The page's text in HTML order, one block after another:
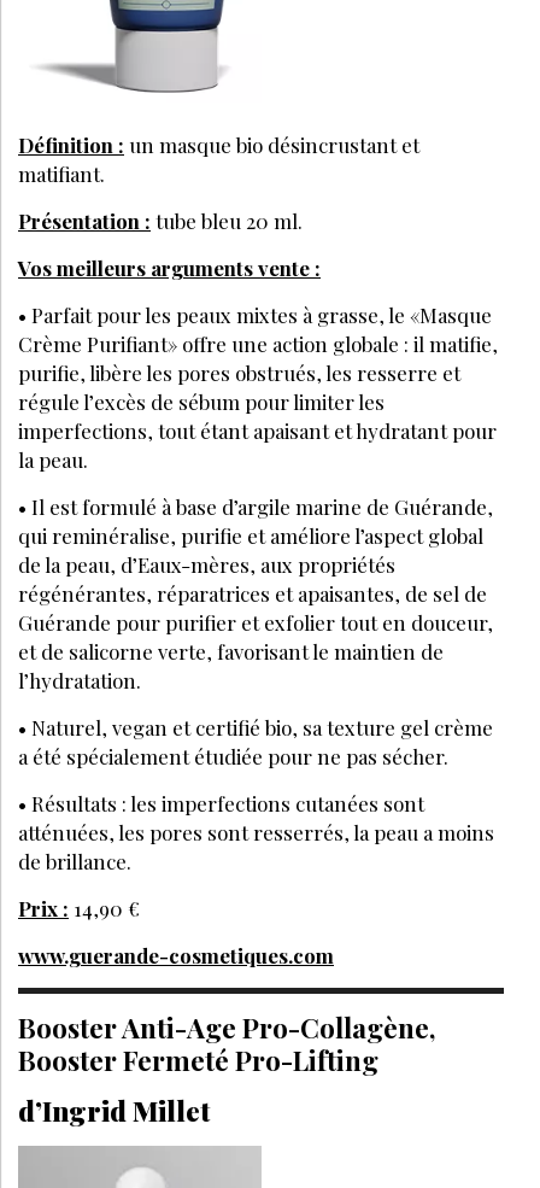
Définition : un masque bio désincrustant et
matifiant.
Présentation : tube bleu 20 ml.
Vos meilleurs arguments vente :
• Parfait pour les peaux mixtes à grasse, le «Masque
Crème Purifiant» offre une action globale : il matifie,
purifie, libère les pores obstrués, les resserre et
régule l’excès de sébum pour limiter les
imperfections, tout étant apaisant et hydratant pour
la peau.
• Il est formulé à base d’argile marine de Guérande,
qui reminéralise, purifie et améliore l’aspect global
de la peau, d’Eaux-mères, aux propriétés
régénérantes, réparatrices et apaisantes, de sel de
Guérande pour purifier et exfolier tout en douceur,
et de salicorne verte, favorisant le maintien de
l’hydratation.
• Naturel, vegan et certifié bio, sa texture gel crème
a été spécialement étudiée pour ne pas sécher.
• Résultats : les imperfections cutanées sont
atténuées, les pores sont resserrés, la peau a moins
de brillance.
Prix : 14,90 €
www.guerande-cosmetiques.com
Booster Anti-Age Pro-Collagène,
Booster Fermeté Pro-Lifting
d’Ingrid Millet